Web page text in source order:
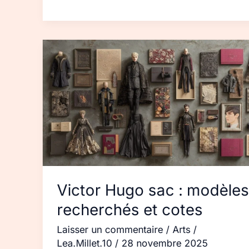
Victor Hugo sac : modèles
recherchés et cotes
Laisser un commentaire / Arts /
Lea.Millet.10 / 28 novembre 2025
Victor
Hugo
sac :
modèles
recherchés
et
cotes